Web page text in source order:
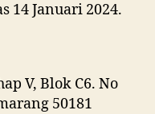
14 Januari 2024.
V, Blok C6. No
50181